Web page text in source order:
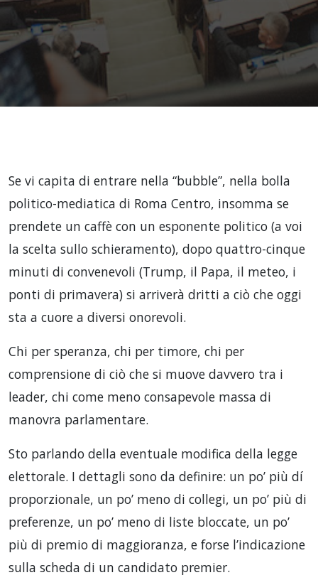
Se vi capita di entrare nella “bubble”, nella bolla
politico-mediatica di Roma Centro, insomma se
prendete un caffè con un esponente politico (a voi
la scelta sullo schieramento), dopo quattro-cinque
minuti di convenevoli (Trump, il Papa, il meteo, i
ponti di primavera) si arriverà dritti a ciò che oggi
sta a cuore a diversi onorevoli.
Chi per speranza, chi per timore, chi per
comprensione di ciò che si muove davvero tra i
leader, chi come meno consapevole massa di
manovra parlamentare.
Sto parlando della eventuale modifica della legge
elettorale. I dettagli sono da definire: un po’ più dí
proporzionale, un po’ meno di collegi, un po’ più di
preferenze, un po’ meno di liste bloccate, un po’
più di premio di maggioranza, e forse l’indicazione
sulla scheda di un candidato premier.